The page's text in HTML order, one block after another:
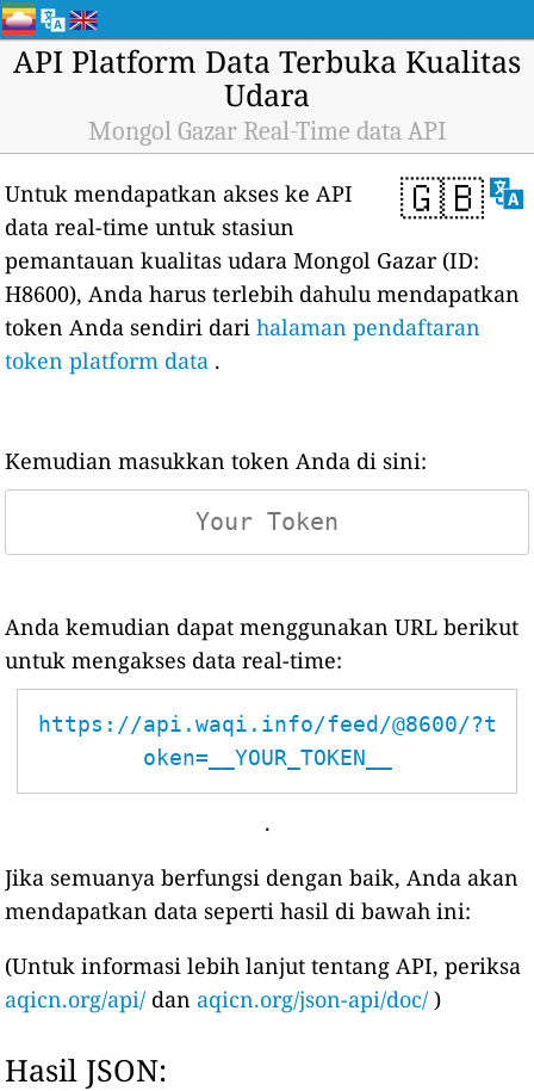
API Platform Data Terbuka Kualitas
Udara
Mongol Gazar Real-Time data API
🇬🇧
Untuk mendapatkan akses ke API
data real-time untuk stasiun
pemantauan kualitas udara Mongol Gazar (ID:
H8600), Anda harus terlebih dahulu mendapatkan
token Anda sendiri darihalaman pendaftaran
token platform data .
Kemudian masukkan token Anda di sini:
Anda kemudian dapat menggunakan URL berikut
untuk mengakses data real-time:
https://api.waqi.info/feed/@8600/?t
oken=__YOUR_TOKEN__
.
Jika semuanya berfungsi dengan baik, Anda akan
mendapatkan data seperti hasil di bawah ini:
(Untuk informasi lebih lanjut tentang API, periksa
aqicn.org/api/ dan aqicn.org/json-api/doc/ )
Hasil JSON: